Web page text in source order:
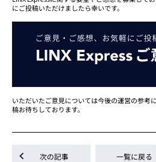
にご投稿いただけましたら幸いです。
いただいたご意見については今後の運営の参考
稿お待ちしております。
次の記事 一覧に戻る